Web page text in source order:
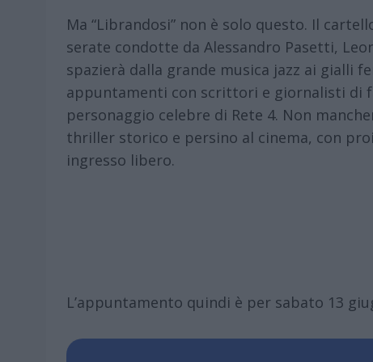
Ma “Librandosi” non è solo questo. Il
serate condotte da Alessandro Pasetti,
spazierà dalla grande musica jazz ai gialli
appuntamenti con scrittori e giornalisti di
personaggio celebre di Rete 4. Non
thriller storico e persino al cinema, con
ingresso libero.
L’appuntamento quindi è per sabato 13